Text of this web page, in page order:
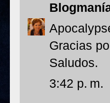
Gracias
Saludos.
3:42 p. m.